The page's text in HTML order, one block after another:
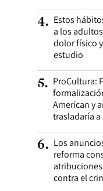
4. Estos
a los
dolor físico
estudio
5. ProCultura:
American y
trasladaría a
6. Los
reforma
contra el